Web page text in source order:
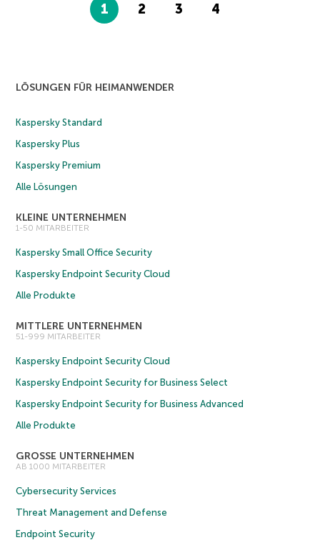
1 2 3 4
LÖSUNGEN FÜR HEIMANWENDER
Kaspersky Standard
Kaspersky Plus
Kaspersky Premium
Alle Lösungen
KLEINE UNTERNEHMEN
1-50 MITARBEITER
Kaspersky Small Office Security
Kaspersky Endpoint Security Cloud
Alle Produkte
MITTLERE UNTERNEHMEN
51-999 MITARBEITER
Kaspersky Endpoint Security Cloud
Kaspersky Endpoint Security for Business Select
Kaspersky Endpoint Security for Business Advanced
Alle Produkte
GROSSE UNTERNEHMEN
AB 1000 MITARBEITER
Cybersecurity Services
Threat Management and Defense
Endpoint Security